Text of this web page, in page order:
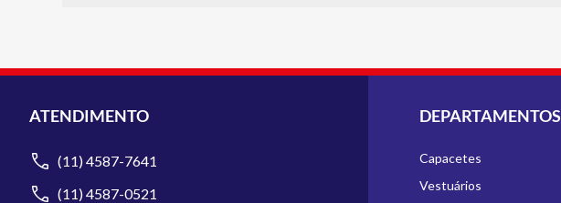
ATENDIMENTO
(11) 4587-7641
(11) 4587-0521
DEPARTAMENTOS
Capacetes
Vestuários